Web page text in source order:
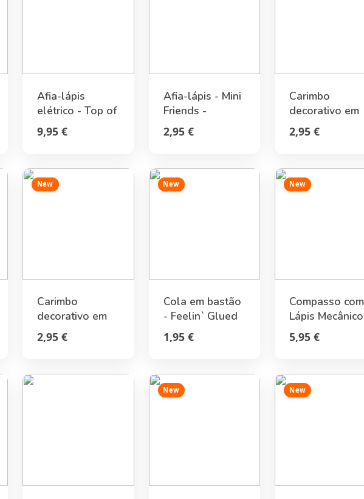
Afia-lápis
elétrico - Top of
the Tip - Espaço
9,95 €
Afia-lápis - Mini
Friends -
Joaninha
2,95 €
Carimbo
decorativo em
rolo com motivo
de panda
2,95 €
New
Carimbo
decorativo em
rolo com motivo
de unicórnio
2,95 €
New
Cola em bastão
- Feelin` Glued
1,95 €
New
Compasso com
Lápis
Meow Legami
5,95 €
New New